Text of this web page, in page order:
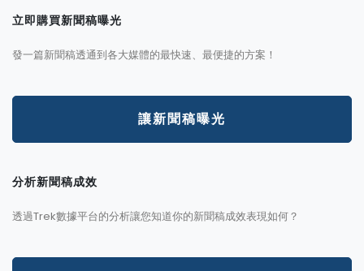
立即購買新聞稿曝光
發一篇新聞稿透通到各大媒體的最快速、最便捷的方案！
讓新聞稿曝光
分析新聞稿成效
透過Trek數據平台的分析讓您知道你的新聞稿成效表現如何？